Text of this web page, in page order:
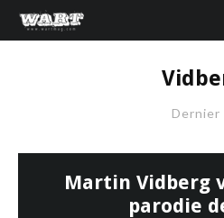
Dernier
Martin Vidberg
parodie